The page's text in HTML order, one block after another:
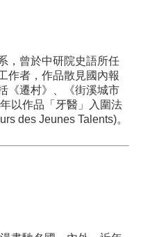
，曾於中研院史語所任
作者，作品散見國內報
《遷村》、《街溪城市
以作品「牙醫」入圍法
des Jeunes Talents)。